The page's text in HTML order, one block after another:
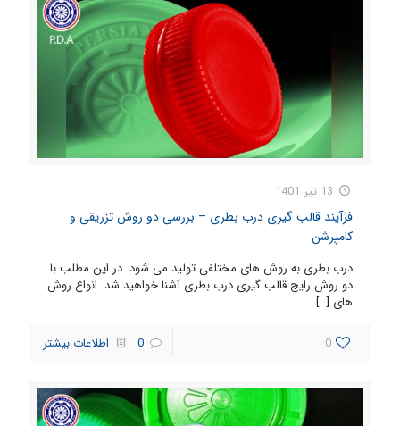
13 تیر 1401
فرآیند قالب گیری درب بطری – بررسی دو روش تزریقی و
کامپرشن
درب بطری به روش های مختلفی تولید می شود. در این مطلب با
دو روش رایج قالب گیری درب بطری آشنا خواهید شد. انواع روش
های […]
0
0 اطلاعات بیشتر